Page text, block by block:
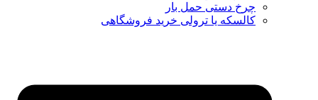
چرخ دستی حمل بار
کالسکه یا ترولی خرید فروشگاهی